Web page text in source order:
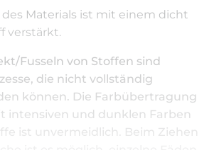
Materials ist mit einem dicht
verstärkt.
Fusseln von Stoffen sind
die nicht vollständig
können. Die Farbübertragung
intensiven und dunklen Farben
ist unvermeidlich. Beim Ziehen